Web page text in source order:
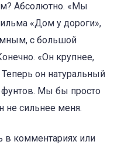
Абсолютно. «Мы
«Дом у дороги»,
с большой
«Он крупнее,
он натуральный
фунтов. Мы бы просто
не сильнее меня.
в комментариях или